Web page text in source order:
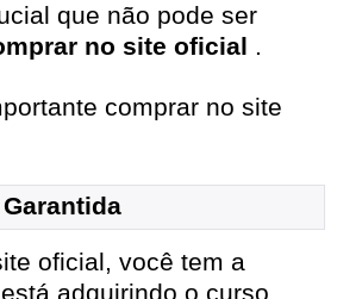
que não pode ser
no site oficial .
comprar no site
oficial, você tem a
adquirindo o curso